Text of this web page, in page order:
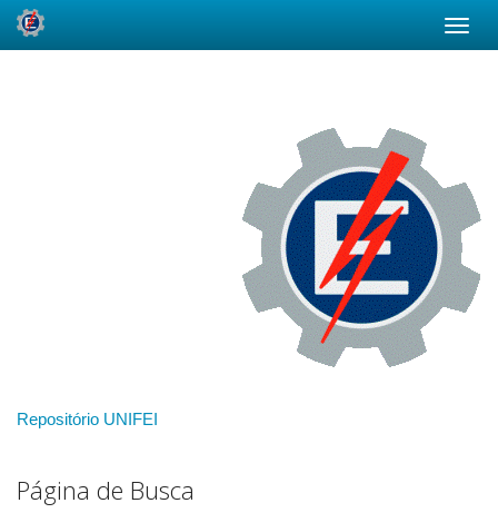
Repositório UNIFEI
Página de Busca